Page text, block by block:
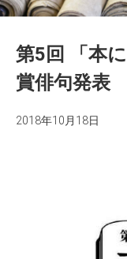
第5回 「本
賞俳句発表
2018年10月18日